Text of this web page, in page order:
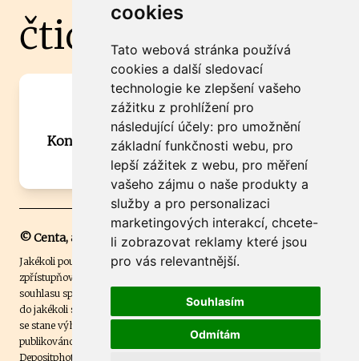
cookies
Tato webová stránka používá
cookies a další sledovací
technologie ke zlepšení vašeho
zážitku z prohlížení pro
následující účely: pro umožnění
základní funkčnosti webu, pro
lepší zážitek z webu, pro měření
vašeho zájmu o naše produkty a
služby a pro personalizaci
marketingových interakcí, chcete-
li zobrazovat reklamy které jsou
pro vás relevantnější.
Souhlasím
Odmítám
čtidoma.cz
Máte zajímavou informaci? Chcete
spolupracovat?
Kontaktujte šéfredaktora Martina Chalupu:
chalupa@ctidoma.cz
© Centa, a.s.
Jakékoli použití obsahu včetně převzetí, šíření či dalšího užití a
zpřístupňování textových či obrazových materiálů bez písemného
souhlasu společnosti Centa,a.s. je zakázáno. Čtenář svým přihlášením
do jakékoli soutěže na našem webu dává souhlas s tím, že v případě, že
se stane výhercem této soutěže, může být jeho jméno na webu
publikováno. Centa, a.s. využívala licenci ČTK a využívá fotografie z
Depositphotos